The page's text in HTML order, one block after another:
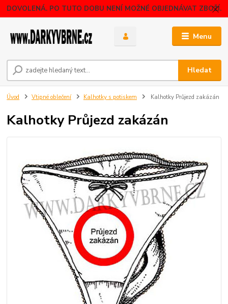
DOVOLENÁ. PO TUTO DOBU NENÍ MOŽNÉ OBJEDNÁVAT ZBOŽÍ.
Menu
Hledat
Úvod Vtipné oblečení Kalhotky s potiskem Kalhotky Průjezd zakázán
Kalhotky Průjezd zakázán